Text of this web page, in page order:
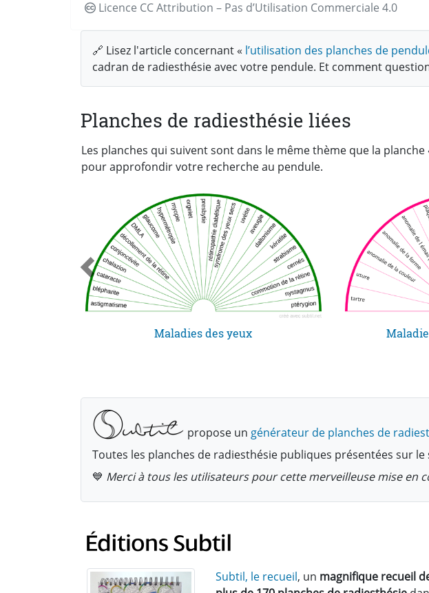
Licence CCAttribution – Pas d’Utilisation Commerciale 4.0
🔗 Lisez l'article concernant « l’utilisation des planches de
cadran de radiesthésie avec votre pendule. Et comment
Planches de radiesthésie liées
Les planches qui suivent sont dans le même thème que la
pour approfondir votre recherche au pendule.
Maladies des yeux
propose un générateur de planches de
Toutes les planches de radiesthésie publiques présentées sur
💙 Merci à tous les utilisateurs pour cette merveilleuse mise en
Subtil, le recueil, un magnifique recueil